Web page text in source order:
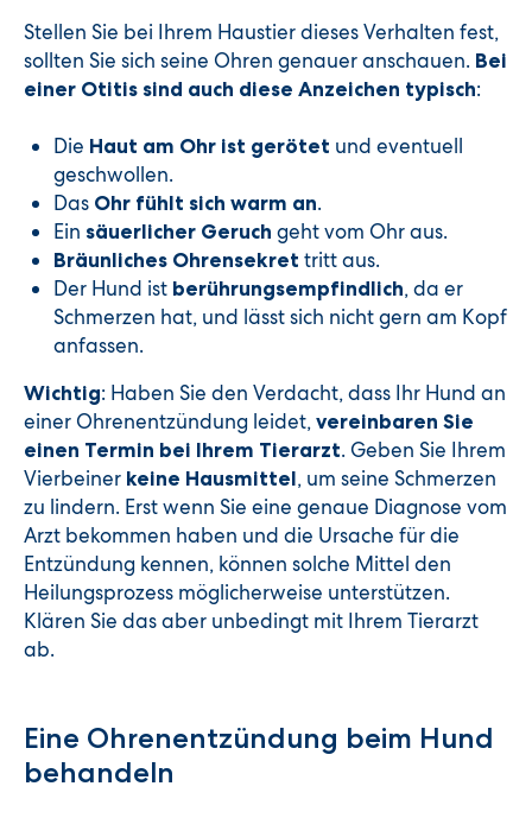
Stellen Sie bei Ihrem Haustier dieses Verhalten fest,
sollten Sie sich seine Ohren genauer anschauen. Bei
einer Otitis sind auch diese Anzeichen typisch:
Die Haut am Ohr ist gerötet und eventuell
geschwollen.
Das Ohr fühlt sich warm an.
Ein säuerlicher Geruch geht vom Ohr aus.
Bräunliches Ohrensekret tritt aus.
Der Hund ist berührungsempfindlich, da er
Schmerzen hat, und lässt sich nicht gern am Kopf
anfassen.
Wichtig: Haben Sie den Verdacht, dass Ihr Hund an
einer Ohrenentzündung leidet, vereinbaren Sie
einen Termin bei Ihrem Tierarzt. Geben Sie Ihrem
Vierbeiner keine Hausmittel, um seine Schmerzen
zu lindern. Erst wenn Sie eine genaue Diagnose vom
Arzt bekommen haben und die Ursache für die
Entzündung kennen, können solche Mittel den
Heilungsprozess möglicherweise unterstützen.
Klären Sie das aber unbedingt mit Ihrem Tierarzt
ab.
Eine Ohrenentzündung beim Hund
behandeln